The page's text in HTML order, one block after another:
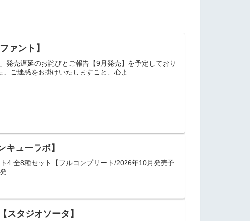
ァント】
売遅延のお詫びとご報告【9月発売】を予定しており
ご迷惑をお掛けいたしますこと、心よ...
ューラボ】
4 全8種セット【フルコンプリート/2026年10月発売予
...
スタジオソータ】